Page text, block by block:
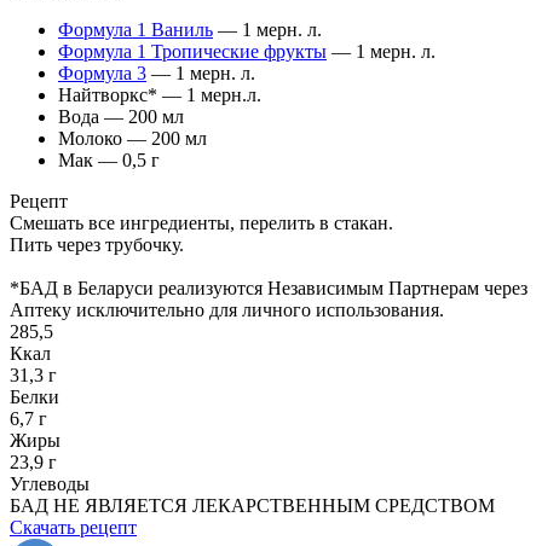
Формула 1 Ваниль — 1 мерн. л.
Формула 1 Тропические фрукты — 1 мерн. л.
Формула 3 — 1 мерн. л.
Найтворкс* — 1 мерн.л.
Вода — 200 мл
Молоко — 200 мл
Мак — 0,5 г
Рецепт
Смешать все ингредиенты, перелить в стакан.
Пить через трубочку.
*БАД в Беларуси реализуются Независимым Партнерам через
Аптеку исключительно для личного использования.
285,5
Ккал
31,3 г
Белки
6,7 г
Жиры
23,9 г
Углеводы
БАД НЕ ЯВЛЯЕТСЯ ЛЕКАРСТВЕННЫМ СРЕДСТВОМ
Скачать рецепт